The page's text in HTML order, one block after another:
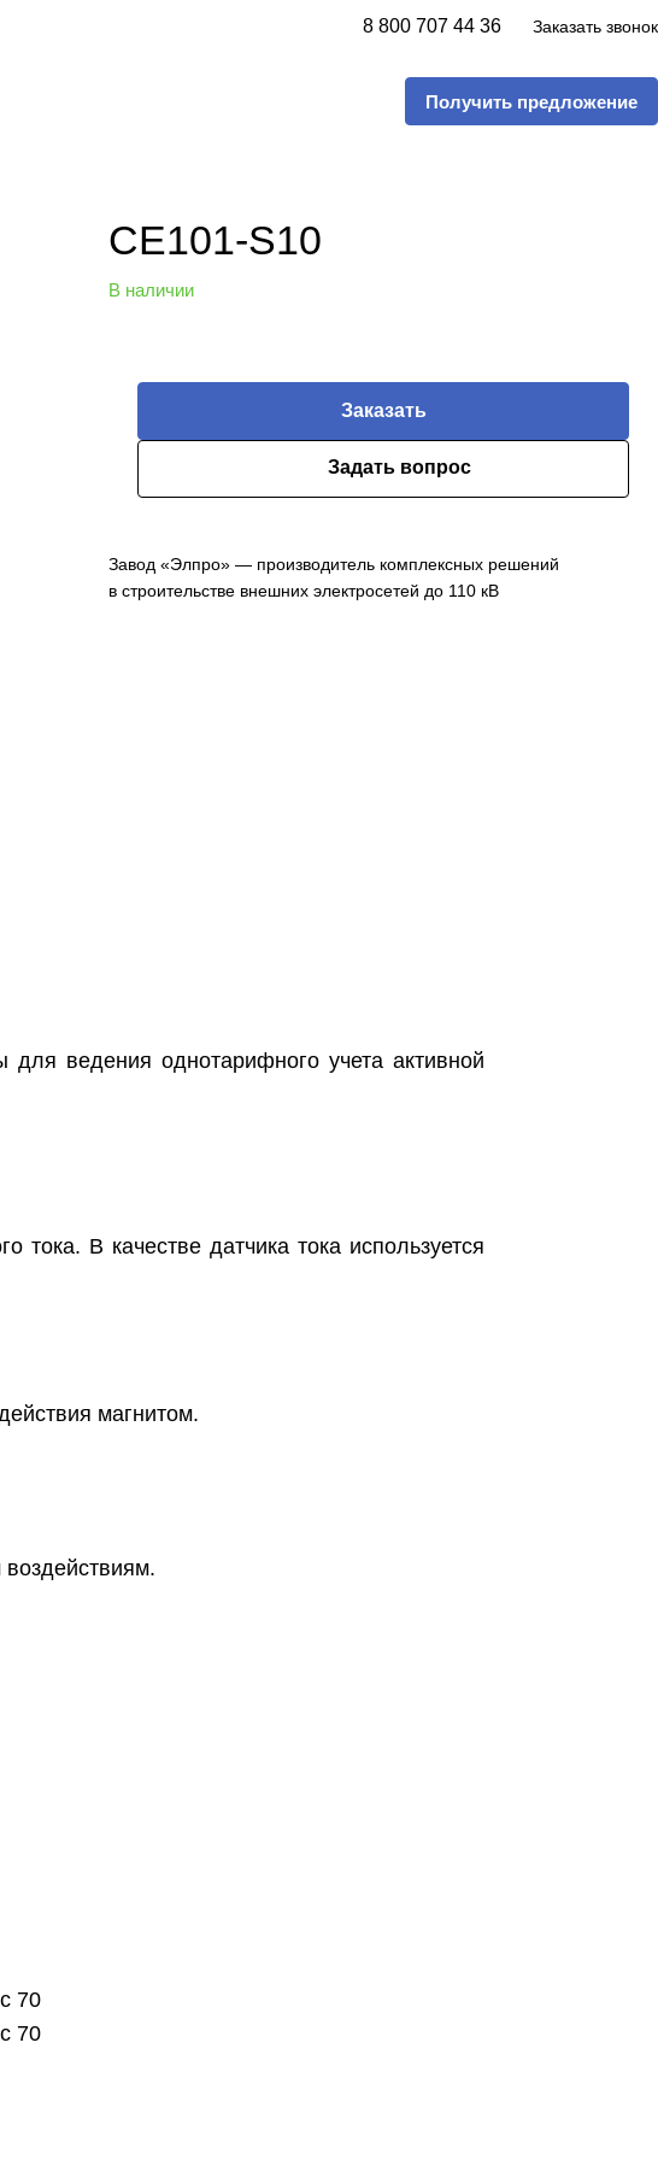
8 800 707 44 36 Заказать звонок
Получить предложение
CE101-S10
В наличии
Заказать
Задать вопрос
Завод «Элпро» — производитель комплексных решений
в строительстве внешних электросетей до 110 кВ
для ведения однотарифного учета активной
В качестве датчика тока используется
магнитом.
воздействиям.
70
70